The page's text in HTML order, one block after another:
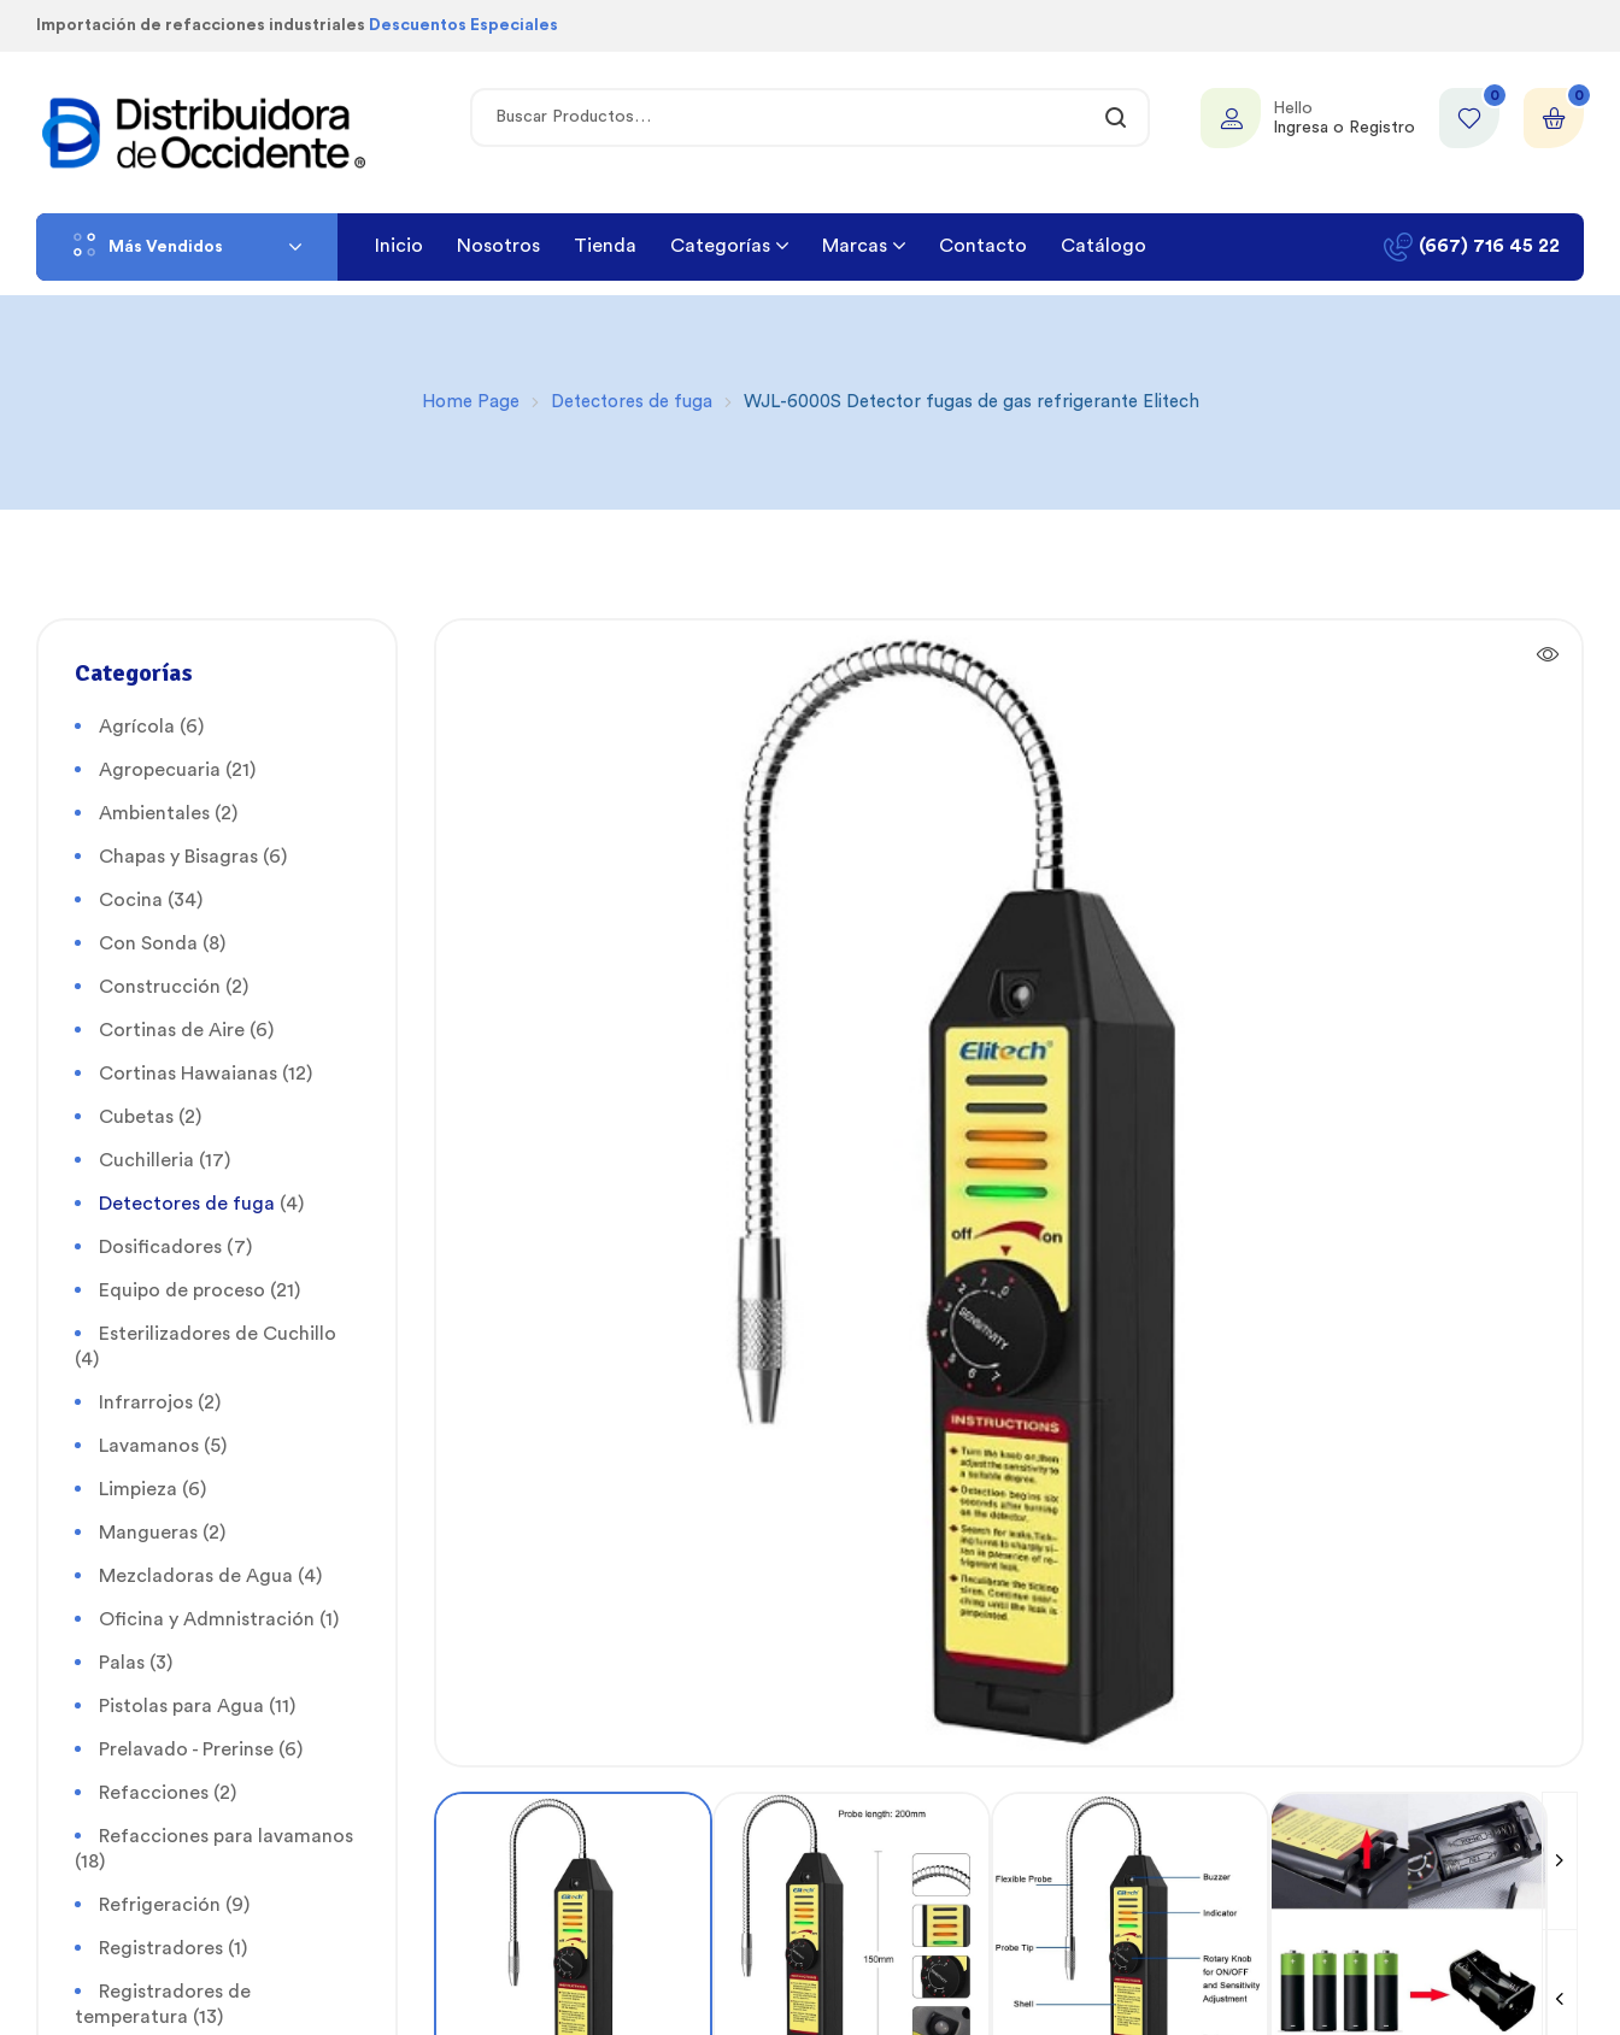
Importación de refacciones industriales Descuentos Especiales
Hello
Ingresa o Registro
0 0
Más Vendidos Inicio Nosotros Tienda Categorías Marcas Contacto Catálogo (667) 716 45 22
Home Page Detectores de fuga WJL-6000S Detector fugas de gas refrigerante Elitech
Categorías
Agrícola (6)
Agropecuaria (21)
Ambientales (2)
Chapas y Bisagras (6)
Cocina (34)
Con Sonda (8)
Construcción (2)
Cortinas de Aire (6)
Cortinas Hawaianas (12)
Cubetas (2)
Cuchilleria (17)
Detectores de fuga (4)
Dosificadores (7)
Equipo de proceso (21)
Esterilizadores de Cuchillo
(4)
Infrarrojos (2)
Lavamanos (5)
Limpieza (6)
Mangueras (2)
Mezcladoras de Agua (4)
Oficina y Admnistración (1)
Palas (3)
Pistolas para Agua (11)
Prelavado - Prerinse (6)
Refacciones (2)
Refacciones para lavamanos
(18)
Refrigeración (9)
Registradores (1)
Registradores de
temperatura (13)